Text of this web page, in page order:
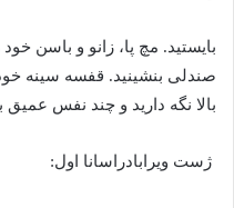
بایستید. مچ پا، زانو و باسن
صندلی بنشینید. قفسه سینه خود
بالا نگه دارید و چند نفس عمیق
ژست ویرابادراسانا اول: